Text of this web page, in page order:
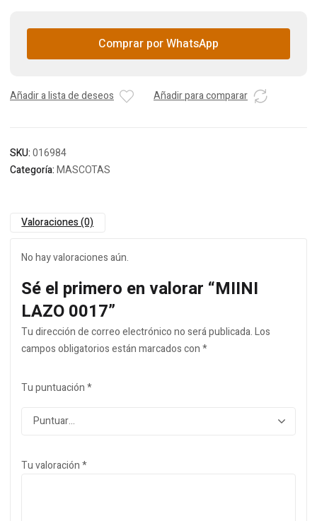
Comprar por WhatsApp
Añadir a lista de deseos Añadir para comparar
SKU:016984
Categoría:MASCOTAS
Valoraciones (0)
No hay valoraciones aún.
Sé el primero en valorar “MIINI
LAZO 0017”
Tu dirección de correo electrónico no será publicada.Los
campos obligatorios están marcados con*
Tu puntuación*
Tu valoración*